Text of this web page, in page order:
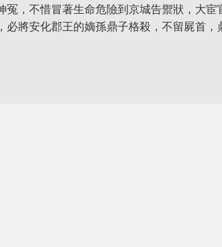
，不惜冒著生命危險到京城告禦狀，大宦
將安化郡王的嫡孫鼎子格殺，不留屍首，